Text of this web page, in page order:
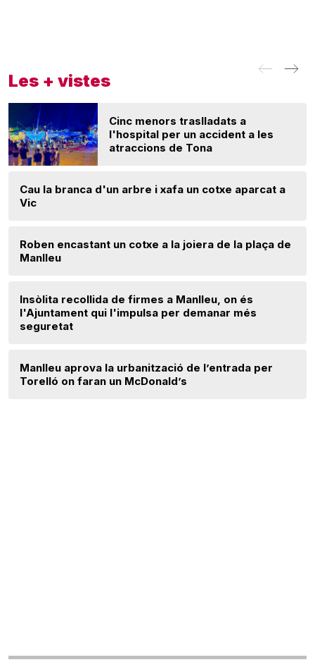
Les + vistes
Cinc menors traslladats a
l'hospital per un accident a les
atraccions de Tona
Cau la branca d'un arbre i xafa un cotxe aparcat a
Vic
Roben encastant un cotxe a la joiera de la plaça de
Manlleu
Insòlita recollida de firmes a Manlleu, on és
l'Ajuntament qui l'impulsa per demanar més
seguretat
Manlleu aprova la urbanització de l’entrada per
Torelló on faran un McDonald’s